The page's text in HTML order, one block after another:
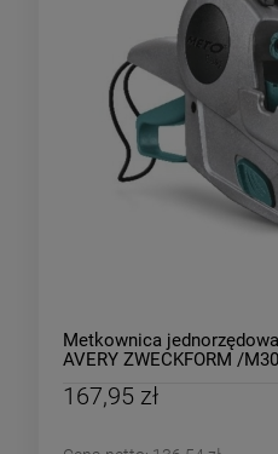
Metkownica
AVERY ZWECKFORM /
167,95 zł